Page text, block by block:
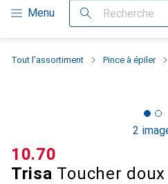
Navigation par catégorie
Menu Recherche
Tout l'assortiment Pince à épiler
2
Trisa Toucher doux
CHF
10.70